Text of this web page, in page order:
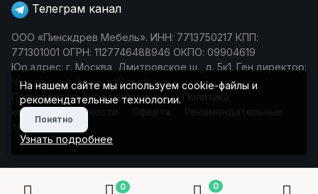
Телеграм канал
ООО «Пинскдрев Мебель». ИНН: 7713750217 КПП:
771301001 ОГРН: 1127746488946 ОКПО: 09904619
Юр.адрес: г. Москва, Дмитровское ш., д. 5к1. Ген.директор:
Чеповецкий Леонид Юрьевич
Пользовательское соглашение
Политика
конфиденциальности
Оферта
Рекомендательные
технологии
0 0
На нашем сайте мы используем cookie-файлы и
рекомендательные технологии.
Понятно
Узнать подробнее